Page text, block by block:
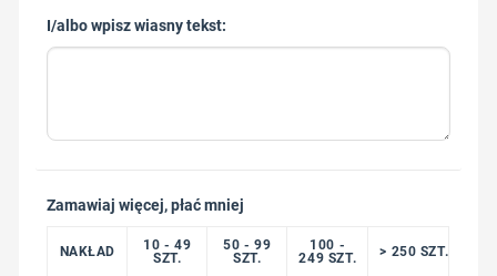
I/albo wpisz wiasny tekst:
Zamawiaj więcej, płać mniej
NAKŁAD
10 - 49
SZT.
50 - 99
SZT.
100 -
249 SZT.
> 250 SZT.